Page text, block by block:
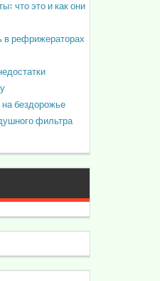
что это и как они
в рефрижераторах
бездорожье
фильтра